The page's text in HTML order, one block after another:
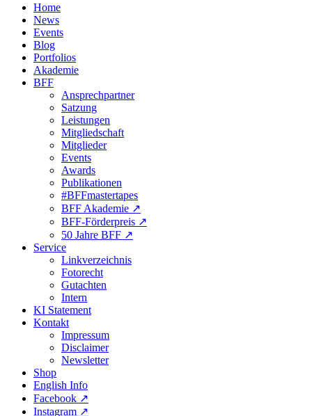
Home
News
Events
Blog
Portfolios
Akademie
BFF
Ansprechpartner
Satzung
Leistungen
Mitgliedschaft
Mitglieder
Events
Awards
Publikationen
#BFFmastertapes
BFF Akademie ↗︎
BFF-Förderpreis ↗︎
50 Jahre BFF ↗︎
Service
Linkverzeichnis
Fotorecht
Gutachten
Intern
KI Statement
Kontakt
Impressum
Disclaimer
Newsletter
Shop
English Info
Facebook ↗︎
Instagram ↗︎